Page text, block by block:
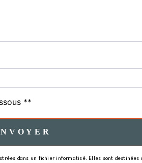
**
dans un fichier informatisé. Elles sont